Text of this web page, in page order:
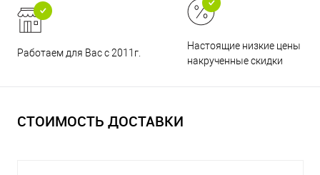
Работаем для Вас с 2011г.
Настоящие низкие цены и
накрученные скидки
СТОИМОСТЬ ДОСТАВКИ